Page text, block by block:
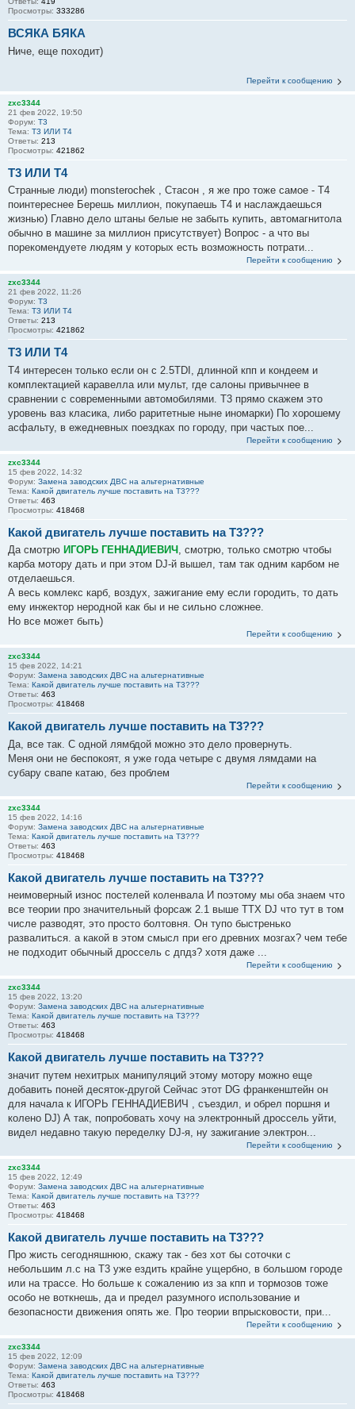
Просмотры: 333286
ВСЯКА БЯКА
Ниче, еще походит)
Перейти к сообщению
zxc3344
21 фев 2022, 19:50
Форум: T3
Тема: Т3 ИЛИ Т4
Ответы: 213
Просмотры: 421862
Т3 ИЛИ Т4
Странные люди) monsterochek , Стасон , я же про тоже самое - Т4
поинтереснее Берешь миллион, покупаешь Т4 и наслаждаешься
жизнью) Главно дело штаны белые не забыть купить, автомагнитола
обычно в машине за миллион присутствует) Вопрос - а что вы
порекомендуете людям у которых есть возможность потрати...
Перейти к сообщению
zxc3344
21 фев 2022, 11:26
Форум: T3
Тема: Т3 ИЛИ Т4
Ответы: 213
Просмотры: 421862
Т3 ИЛИ Т4
Т4 интересен только если он с 2.5TDI, длинной кпп и кондеем и
комплектацией каравелла или мульт, где салоны привычнее в
сравнении с современными автомобилями. Т3 прямо скажем это
уровень ваз класика, либо раритетные ныне иномарки) По хорошему
асфальту, в ежедневных поездках по городу, при частых пое...
Перейти к сообщению
zxc3344
15 фев 2022, 14:32
Форум: Замена заводских ДВС на альтернативные
Тема: Какой двигатель лучше поставить на Т3???
Ответы: 463
Просмотры: 418468
Какой двигатель лучше поставить на Т3???
Да смотрю ИГОРЬ ГЕННАДИЕВИЧ , смотрю, только смотрю чтобы
карба мотору дать и при этом DJ-й вышел, там так одним карбом не
отделаешься.
А весь комлекс карб, воздух, зажигание ему если городить, то дать
ему инжектор неродной как бы и не сильно сложнее.
Но все может быть)
Перейти к сообщению
zxc3344
15 фев 2022, 14:21
Форум: Замена заводских ДВС на альтернативные
Тема: Какой двигатель лучше поставить на Т3???
Ответы: 463
Просмотры: 418468
Какой двигатель лучше поставить на Т3???
Да, все так. С одной лямбдой можно это дело провернуть.
Меня они не беспокоят, я уже года четыре с двумя лямдами на
субару свапе катаю, без проблем
Перейти к сообщению
zxc3344
15 фев 2022, 14:16
Форум: Замена заводских ДВС на альтернативные
Тема: Какой двигатель лучше поставить на Т3???
Ответы: 463
Просмотры: 418468
Какой двигатель лучше поставить на Т3???
неимоверный износ постелей коленвала И поэтому мы оба знаем что
все теории про значительный форсаж 2.1 выше ТТХ DJ что тут в том
числе разводят, это просто болтовня. Он тупо быстренько
развалиться. а какой в этом смысл при его древних мозгах? чем тебе
не подходит обычный дроссель с дпдз? хотя даже ...
Перейти к сообщению
zxc3344
15 фев 2022, 13:20
Форум: Замена заводских ДВС на альтернативные
Тема: Какой двигатель лучше поставить на Т3???
Ответы: 463
Просмотры: 418468
Какой двигатель лучше поставить на Т3???
значит путем нехитрых манипуляций этому мотору можно еще
добавить поней десяток-другой Сейчас этот DG франкенштейн он
для начала к ИГОРЬ ГЕННАДИЕВИЧ , съездил, и обрел поршня и
колено DJ) А так, попробовать хочу на электронный дроссель уйти,
видел недавно такую переделку DJ-я, ну зажигание электрон...
Перейти к сообщению
zxc3344
15 фев 2022, 12:49
Форум: Замена заводских ДВС на альтернативные
Тема: Какой двигатель лучше поставить на Т3???
Ответы: 463
Просмотры: 418468
Какой двигатель лучше поставить на Т3???
Про жисть сегодняшнюю, скажу так - без хот бы соточки с
небольшим л.с на Т3 уже ездить крайне ущербно, в большом городе
или на трассе. Но больше к сожалению из за кпп и тормозов тоже
особо не воткнешь, да и предел разумного использование и
безопасности движения опять же. Про теории впрысковости, при...
Перейти к сообщению
zxc3344
15 фев 2022, 12:09
Форум: Замена заводских ДВС на альтернативные
Тема: Какой двигатель лучше поставить на Т3???
Ответы: 463
Просмотры: 418468